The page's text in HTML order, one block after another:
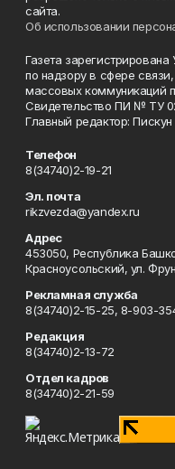
сайта.
Об использовании
Газета
по надзору в сфере
массовых коммуникаций
Свидетельство ПИ № ТУ
Главный редактор:
Телефон
8(34740)2-19-21
Эл. почта
rikzvezda@yandex.ru
Адрес
453050, Республика
Красноусольский, ул.
Рекламная служба
8(34740)2-15-25, 8-903-
Редакция
8(34740)2-13-72
Отдел кадров
8(34740)2-21-59